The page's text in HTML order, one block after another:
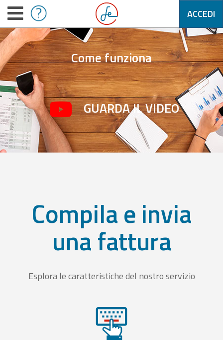
ACCEDI
Come funziona
GUARDA IL VIDEO
Compila e invia
una fattura
Esplora le caratteristiche del nostro servizio